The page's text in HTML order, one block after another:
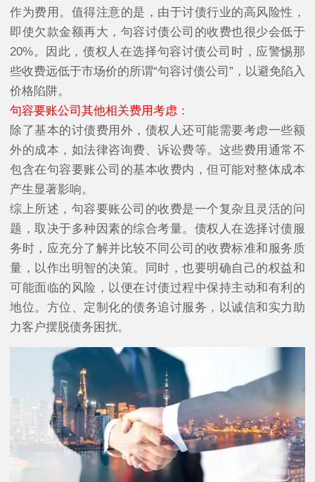
作为费用。值得注意的是，由于讨债行业的高风险性，
即使欠款金额再大，句容讨债公司的收费也很少会低于
20%。因此，债权人在选择句容讨债公司时，应警惕那
些收费远低于市场价的所谓“句容讨债公司”，以避免陷入
价格陷阱。
句容要账公司其他相关费用考虑 ：
除了基本的讨债费用外，债权人还可能需要考虑一些额
外的成本，如法律咨询费、诉讼费等。这些费用通常不
包含在句容要账公司的基本收费内，但可能对整体成本
产生显著影响。
综上所述，句容要账公司的收费是一个复杂且灵活的问
题，取决于多种因素的综合考量。债权人在选择讨债服
务时，应充分了解并比较不同公司的收费标准和服务质
量，以作出明智的决策。同时，也要明确自己的权益和
可能面临的风险，以便在讨债过程中保持主动和有利的
地位。方位、定制化的债务追讨服务，以诚信和实力助
力客户摆脱债务困扰。